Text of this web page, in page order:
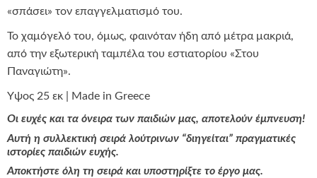
«σπάσει» τον επαγγελματισμό του.
Το χαμόγελό του, όμως, φαινόταν ήδη από μέτρα μακριά,
από την εξωτερική ταμπέλα του εστιατορίου «Στου
Παναγιώτη».
Yψος 25 εκ | Made in Greece
Οι ευχές και τα όνειρα των παιδιών μας, αποτελούν έμπνευση!
Αυτή η συλλεκτική σειρά λούτρινων “διηγείται” πραγματικές
ιστορίες παιδιών ευχής.
Αποκτήστε όλη τη σειρά και υποστηρίξτε το έργο μας.